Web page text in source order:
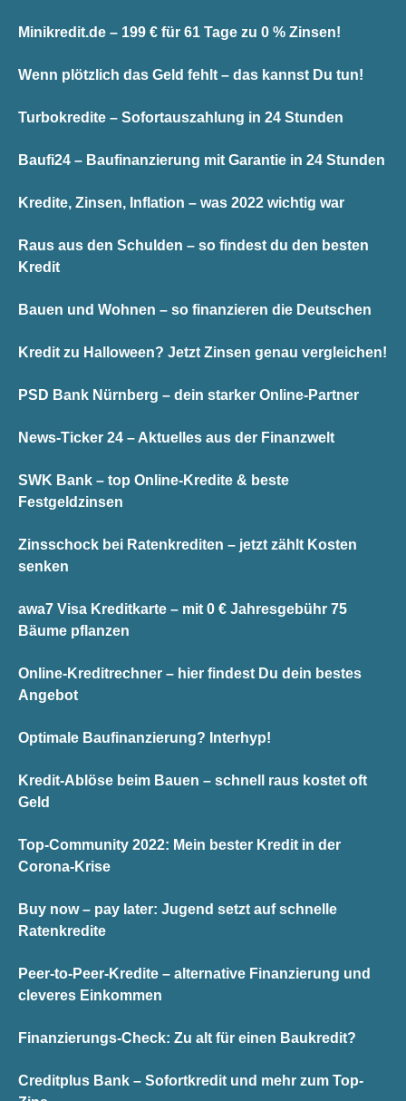
Minikredit.de – 199 € für 61 Tage zu 0 % Zinsen!
Wenn plötzlich das Geld fehlt – das kannst Du tun!
Turbokredite – Sofortauszahlung in 24 Stunden
Baufi24 – Baufinanzierung mit Garantie in 24 Stunden
Kredite, Zinsen, Inflation – was 2022 wichtig war
Raus aus den Schulden – so findest du den besten
Kredit
Bauen und Wohnen – so finanzieren die Deutschen
Kredit zu Halloween? Jetzt Zinsen genau vergleichen!
PSD Bank Nürnberg – dein starker Online-Partner
News-Ticker 24 – Aktuelles aus der Finanzwelt
SWK Bank – top Online-Kredite & beste
Festgeldzinsen
Zinsschock bei Ratenkrediten – jetzt zählt Kosten
senken
awa7 Visa Kreditkarte – mit 0 € Jahresgebühr 75
Bäume pflanzen
Online-Kreditrechner – hier findest Du dein bestes
Angebot
Optimale Baufinanzierung? Interhyp!
Kredit-Ablöse beim Bauen – schnell raus kostet oft
Geld
Top-Community 2022: Mein bester Kredit in der
Corona-Krise
Buy now – pay later: Jugend setzt auf schnelle
Ratenkredite
Peer-to-Peer-Kredite – alternative Finanzierung und
cleveres Einkommen
Finanzierungs-Check: Zu alt für einen Baukredit?
Creditplus Bank – Sofortkredit und mehr zum Top-